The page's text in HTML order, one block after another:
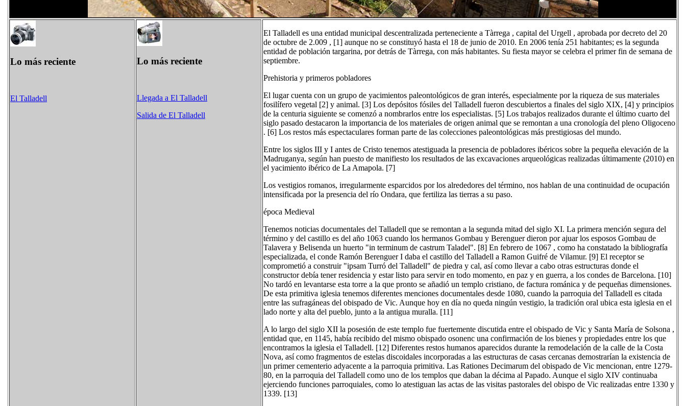
Lo más reciente
El Talladell
Lo más reciente
Llegada a El Talladell
Salida de El Talladell
El Talladell es una entidad municipal descentralizada perteneciente a Tàrrega , capital del Urgell , aprobada por decreto del 20
de octubre de 2.009 , [1] aunque no se constituyó hasta el 18 de junio de 2010. En 2006 tenía 251 habitantes; es la segunda
entidad de población targarina, por detrás de Tàrrega, con más habitantes. Su fiesta mayor se celebra el primer fin de semana de
septiembre.
Prehistoria y primeros pobladores
El lugar cuenta con un grupo de yacimientos paleontológicos de gran interés, especialmente por la riqueza de sus materiales
fosilífero vegetal [2] y animal. [3] Los depósitos fósiles del Talladell fueron descubiertos a finales del siglo XIX, [4] y principios
de la centuria siguiente se comenzó a nombrarlos entre los especialistas. [5] Los trabajos realizados durante el último cuarto del
siglo pasado destacaron la importancia de los materiales de origen animal que se remontan a una cronología del pleno Oligoceno
. [6] Los restos más espectaculares forman parte de las colecciones paleontológicas más prestigiosas del mundo.
Entre los siglos III y I antes de Cristo tenemos atestiguada la presencia de pobladores ibéricos sobre la pequeña elevación de la
Madruganya, según han puesto de manifiesto los resultados de las excavaciones arqueológicas realizadas últimamente (2010) en
el yacimiento ibérico de La Amapola. [7]
Los vestigios romanos, irregularmente esparcidos por los alrededores del término, nos hablan de una continuidad de ocupación
intensificada por la presencia del río Ondara, que fertiliza las tierras a su paso.
época Medieval
Tenemos noticias documentales del Talladell que se remontan a la segunda mitad del siglo XI. La primera mención segura del
término y del castillo es del año 1063 cuando los hermanos Gombau y Berenguer dieron por ajuar los esposos Gombau de
Talavera y Belisenda un huerto "in terminum de castrum Taladel". [8] En febrero de 1067 , como ha constatado la bibliografía
especializada, el conde Ramón Berenguer I daba el castillo del Talladell a Ramon Guifré de Vilamur. [9] El receptor se
comprometió a construir "ipsam Turró del Talladell" de piedra y cal, así como llevar a cabo otras estructuras donde el
constructor debía tener residencia y estar listo para servir en todo momento, en paz y en guerra, a los condes de Barcelona. [10]
No tardó en levantarse esta torre a la que pronto se añadió un templo cristiano, de factura románica y de pequeñas dimensiones.
De esta primitiva iglesia tenemos diferentes menciones documentales desde 1080, cuando la parroquia del Talladell es citada
entre las sufragáneas del obispado de Vic. Aunque hoy en día no queda ningún vestigio, la tradición oral ubica esta iglesia en el
lado norte y alta del pueblo, junto a la antigua muralla. [11]
A lo largo del siglo XII la posesión de este templo fue fuertemente discutida entre el obispado de Vic y Santa María de Solsona ,
entidad que, en 1145, había recibido del mismo obispado osonenc una confirmación de los bienes y propiedades entre los que
encontramos la iglesia el Talladell. [12] Diferentes restos humanos aparecidos durante la remodelación de la calle de la Costa
Nova, así como fragmentos de estelas discoidales incorporadas a las estructuras de casas cercanas demostrarían la existencia de
un primer cementerio adyacente a la parroquia primitiva. Las Rationes Decimarum del obispado de Vic mencionan, entre 1279-
80, en la parroquia del Talladell como uno de los templos que daban la décima al Papado. Aunque el siglo XIV continuaba
ejerciendo funciones parroquiales, como lo atestiguan las actas de las visitas pastorales del obispo de Vic realizadas entre 1330 y
1339. [13]